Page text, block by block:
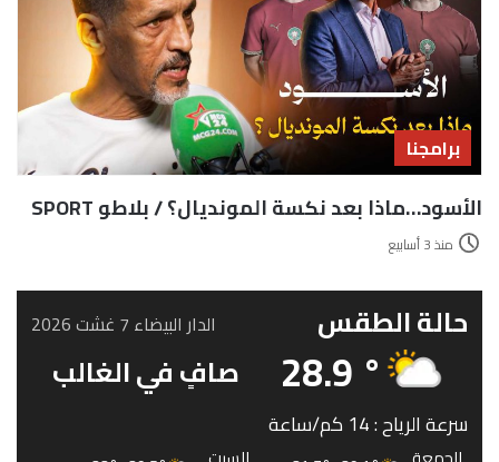
برامجنا
الأسود…ماذا بعد نكسة المونديال؟ / بلاطو SPORT
منذ 3 أسابيع